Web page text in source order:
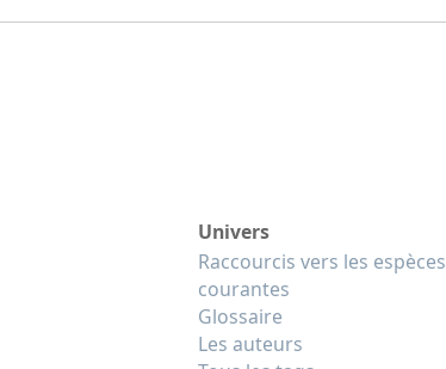
Univers
Raccourcis vers les espèces
courantes
Glossaire
Les auteurs